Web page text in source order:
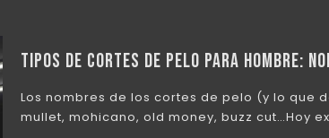
Tipos de cortes de pelo para hombre:
Los nombres de los cortes de pelo (y lo que
mullet, mohicano, old money, buzz cut…Hoy